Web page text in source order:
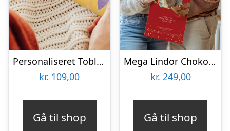
Personaliseret Toblerone – Mors Dag
kr. 109,00
Gå til shop
Mega Lindor Chokolade
kr. 249,00
Gå til shop